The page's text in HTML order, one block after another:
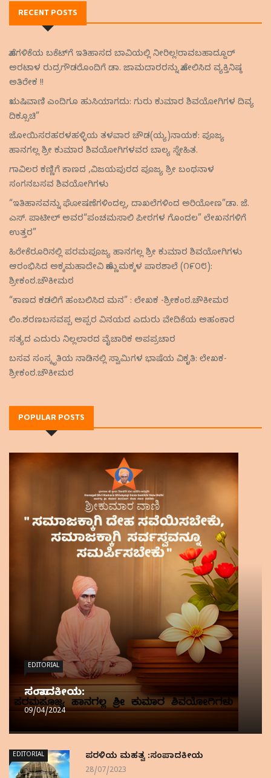
RECENT POSTS
ಹೊಗಳಿಕೆಯ ಬಕೆಟ್‌ಗೆ ಇತಿಹಾಸದ ಬಾವಿಯಲ್ಲಿ ನೀರಿಲ್ಲ!ರಾವಬಹಾದ್ದೂರ್
ಅರಟಾಳ ರುದ್ರಗೌಡರೊಂದಿಗೆ ಡಾ. ಜಾಮದಾರರನ್ನು ಹೋಲಿಸಿದ ವ್ಯಕ್ತಿನಿಷ್ಠ
ಅತಿರೇಕ !!
ಋಷಿವಾಣಿ ಎಂದಿಗೂ ಹುಸಿಯಾಗದು: ಗುರು ಕುಮಾರ ಶಿವಯೋಗಿಗಳ ದಿವ್ಯ
ದಿಕ್ಸೂಚಿ”
ಜೋಯಿಸರಹರಳಹಳ್ಳಿಯ ತಳವಾರ ಚೌಡ(ಯ್ಯ)ನಾಯಕ: ಪೂಜ್ಯ
ಹಾನಗಲ್ಲ ಶ್ರೀ ಕುಮಾರ ಶಿವಯೋಗಿಗಳವರ ಬಾಲ್ಯ ಸ್ನೇಹಿತ.
ಗಾವಿಲರ ಕಣ್ಣಿಗೆ ಕಾಣದ ,ವಿಜಯಪುರದ ಪೂಜ್ಯ ಶ್ರೀ ಬಂಥನಾಳ
ಸಂಗನಬಸವ ಶಿವಯೋಗಿಗಳು
“ಇತಿಹಾಸವನ್ನು ಘೋಷಣೆಗಳಿಂದಲ್ಲ, ದಾಖಲೆಗಳಿಂದ ಅರಿಯೋಣ”ಡಾ. ಜೆ.
ಎಸ್. ಪಾಟೀಲ್ ಅವರ“ಪಂಚಮಸಾಲಿ ಪೀಠಗಳ ಗೊಂದಲ” ಲೇಖನಗಳಿಗೆ
ಉತ್ತರ”
ಹಿರೇಕೆರೂರಿನಲ್ಲಿ ಪರಮಪೂಜ್ಯ ಹಾನಗಲ್ಲ ಶ್ರೀ ಕುಮಾರ ಶಿವಯೋಗಿಗಳು
ಆರಂಭಿಸಿದ ಅಕ್ಕಮಹಾದೇವಿ ಹೆಣ್ಣುಮಕ್ಕಳ ಪಾಠಶಾಲೆ (೧೯೦೮):
ಶ್ರೀಕಂಠ.ಚೌಕೀಮಠ
“ಕಾಣದ ಕಡಲಿಗೆ ಹಂಬಲಿಸಿದ ಮನ” : ಲೇಖಕ -ಶ್ರೀಕಂಠ.ಚೌಕೀಮಠ
ಲಿಂ.ಶರಣಬಸವಪ್ಪ ಅಪ್ಪರ ವಿನಯದ ಎದುರು ವೇದಿಕೆಯ ಅಹಂಕಾರ
ಸತ್ಯದ ಎದುರು ನಿಲ್ಲಲಾರದ ವೈಚಾರಿಕ ಅಪಪ್ರಚಾರ
ಬಸವ ಸಂಸ್ಕೃತಿಯ ನಾಡಿನಲ್ಲಿ ಸ್ವಾಮಿಗಳ ಭಾಷೆಯ ವಿಕೃತಿ: ಲೇಖಕ-
ಶ್ರೀಕಂಠ.ಚೌಕೀಮಠ
POPULAR POSTS
EDITORIAL
ಸಂಪಾದಕೀಯ:
09/04/2024
EDITORIAL ಪರಳಿಯ ಮಹತ್ವ :ಸಂಪಾದಕೀಯ
28/07/2023